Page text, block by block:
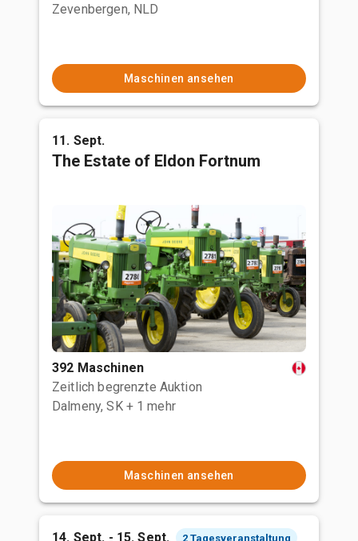
Zevenbergen, NLD
Maschinen ansehen
11. Sept.
The Estate of Eldon Fortnum
392 Maschinen
Zeitlich begrenzte Auktion
Dalmeny, SK + 1 mehr
Maschinen ansehen
14. Sept. - 15. Sept. 2 Tagesveranstaltung